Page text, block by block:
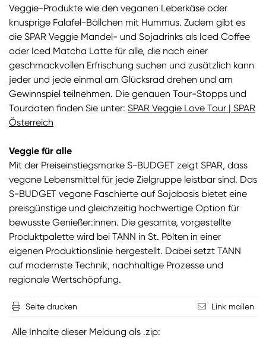
Veggie-Produkte wie den veganen Leberkäse oder
knusprige Falafel-Bällchen mit Hummus. Zudem gibt es
die SPAR Veggie Mandel- und Sojadrinks als Iced Coffee
oder Iced Matcha Latte für alle, die nach einer
geschmackvollen Erfrischung suchen und zusätzlich kann
jeder und jede einmal am Glücksrad drehen und am
Gewinnspiel teilnehmen. Die genauen Tour-Stopps und
Tourdaten finden Sie unter: SPAR Veggie Love Tour | SPAR
Österreich
Veggie für alle
Mit der Preiseinstiegsmarke S-BUDGET zeigt SPAR, dass
vegane Lebensmittel für jede Zielgruppe leistbar sind. Das
S-BUDGET vegane Faschierte auf Sojabasis bietet eine
preisgünstige und gleichzeitig hochwertige Option für
bewusste Genießer:innen. Die gesamte, vorgestellte
Produktpalette wird bei TANN in St. Pölten in einer
eigenen Produktionslinie hergestellt. Dabei setzt TANN
auf modernste Technik, nachhaltige Prozesse und
regionale Wertschöpfung.
Seite drucken Link mailen
Alle Inhalte dieser Meldung als .zip: